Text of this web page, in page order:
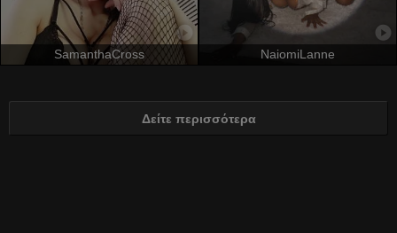
SamanthaCross NaiomiLanne
Δείτε περισσότερα